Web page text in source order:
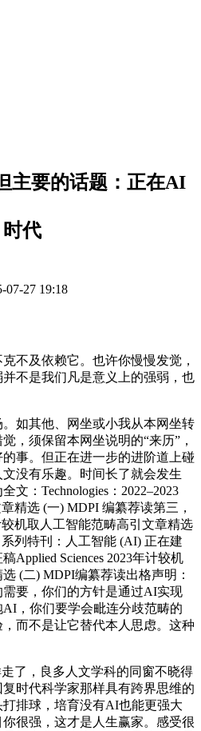
主要的话题：正在AI
时代
07-27 19:18
及依赖它。也许你慢慢发觉，
不是我们凡是意义上的强弱，也
其他、网坐或小我从本网坐转
，须保留本网坐说明的“来历”，
事。但正在进一步的进阶道上碰
没有乐趣。时间长了就会发生
文：Technologies：2022–2023
精选 (一) MDPI 编纂荐读第三，
较机取人工智能范畴高引文章精选
列特刊：人工智能 (AI) 正在建
Applied Sciences 2023年计较机
(二) MDPI编纂荐读出格声明：
要，你们的方针是通过AI实现
，你们要学会毗连分歧范畴的
而不是让它替代本人思虑。这种
，良多人文学科的同窗不晓得
时代科学家那样具有跨界思维的
排球，培育没有AI也能更强大
很强，这才是人生赢家。感受很